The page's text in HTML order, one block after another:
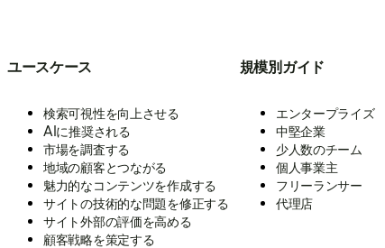
ユースケース
検索可視性を向上させる
AIに推奨される
市場を調査する
地域の顧客とつながる
魅力的なコンテンツを作成する
サイトの技術的な問題を修正する
サイト外部の評価を高める
顧客戦略を策定する
規模別ガイド
エンタープライズ
中堅企業
少人数のチーム
個人事業主
フリーランサー
代理店